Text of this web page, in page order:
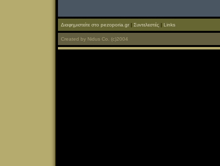
Διαφημιστείτε στο pezoporia.gr | Συντελεστές | Links
Created by Nidus Co. (c)2004